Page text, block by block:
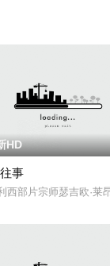
情重义的宇民（宋
上的一群居民展开
HD
事
西部片宗师瑟吉欧·莱